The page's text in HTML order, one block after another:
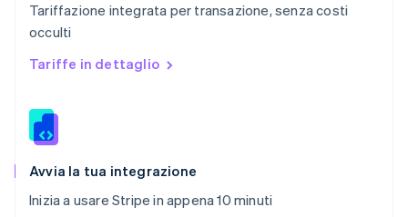
Tariffazione integrata per transazione, senza costi
occulti
Tariffe in dettaglio
Avvia la tua integrazione
Inizia a usare Stripe in appena 10 minuti
English
Romania
English
Slovacchia
Slovenia
English Italiano
EspañolEnglish